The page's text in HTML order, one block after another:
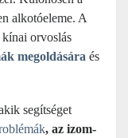
alkotóeleme. A
orvoslás
megoldására és
segítséget
, az izom-